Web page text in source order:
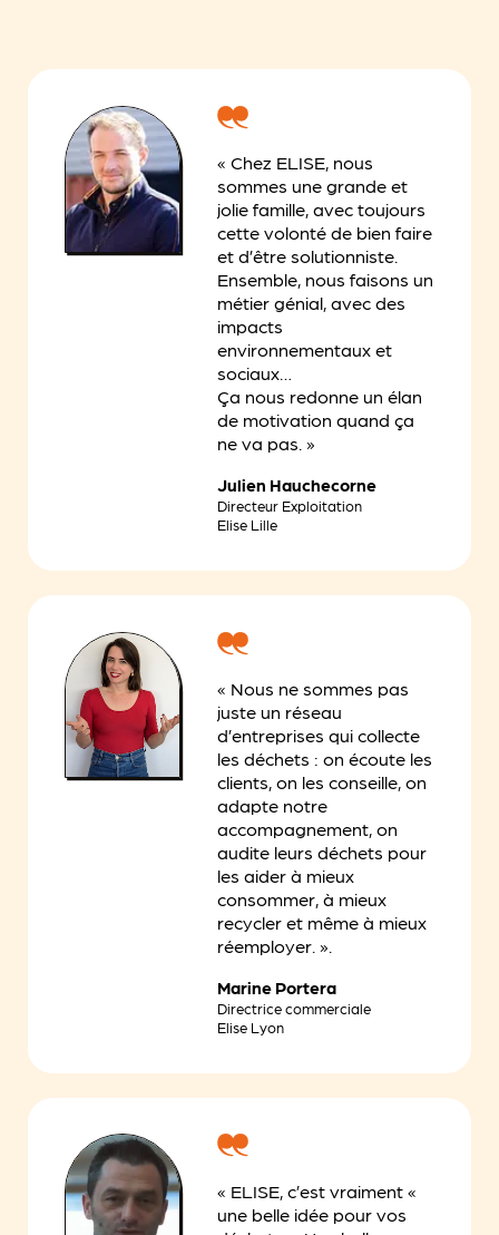
« Chez ELISE, nous
sommes une grande et
jolie famille, avec toujours
cette volonté de bien faire
et d’être solutionniste.
Ensemble, nous faisons un
métier génial, avec des
impacts
environnementaux et
sociaux…
Ça nous redonne un élan
de motivation quand ça
ne va pas. »
Julien Hauchecorne
Directeur Exploitation
Elise Lille
« Nous ne sommes pas
juste un réseau
d’entreprises qui collecte
les déchets : on écoute les
clients, on les conseille, on
adapte notre
accompagnement, on
audite leurs déchets pour
les aider à mieux
consommer, à mieux
recycler et même à mieux
réemployer. ».
Marine Portera
Directrice commerciale
Elise Lyon
« ELISE, c’est vraiment «
une belle idée pour vos